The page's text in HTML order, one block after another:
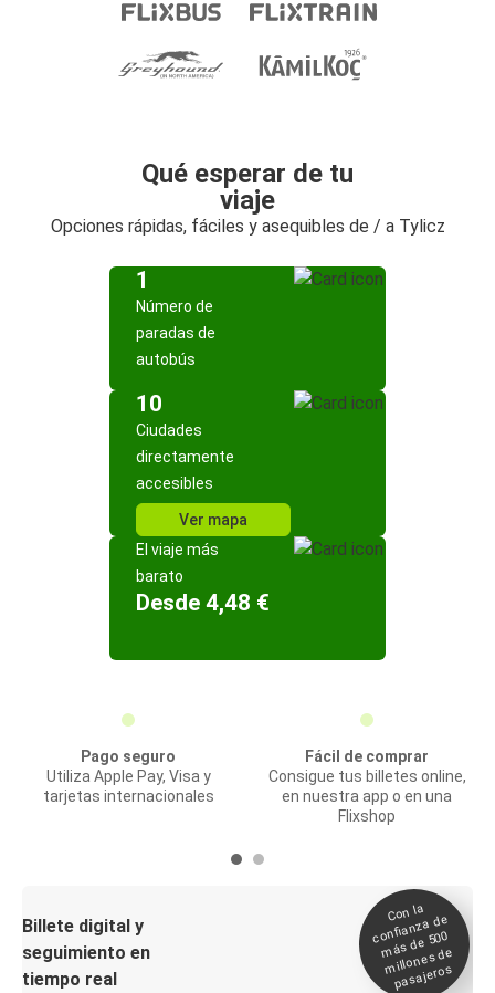
Qué esperar de tu
viaje
Opciones rápidas, fáciles y asequibles de / a Tylicz
1
Número de
paradas de
autobús
10
Ciudades
directamente
accesibles
Ver mapa
El viaje más
barato
Desde 4,48 €
Pago seguro
Utiliza Apple Pay, Visa y
tarjetas internacionales
Fácil de comprar
Consigue tus billetes online,
en nuestra app o en una
Flixshop
Billete digital y
seguimiento en
tiempo real
Con la
confianza de
más de 500
millones de
pasajeros